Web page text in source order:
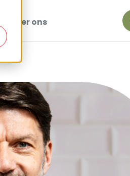
Over ons